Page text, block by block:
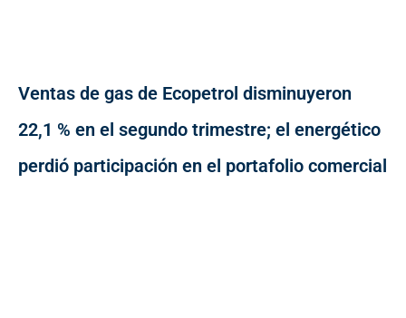
Ventas de gas de Ecopetrol disminuyeron
22,1 % en el segundo trimestre; el energético
perdió participación en el portafolio comercial